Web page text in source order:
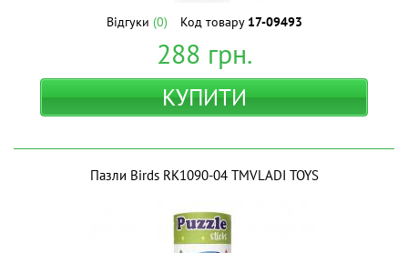
Відгуки (0) Код товару 17-09493
288 грн.
КУПИТИ
Пазли Birds RK1090-04 ТМVLADI TOYS